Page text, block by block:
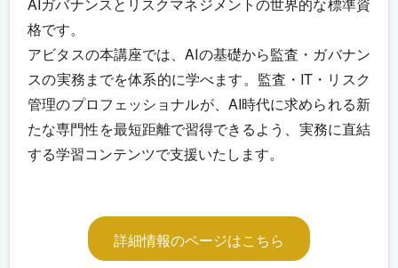
格です。
アビタスの本講座では、AIの基礎から監査・ガバナン
スの実務までを体系的に学べます。監査・IT・リスク
管理のプロフェッショナルが、AI時代に求められる新
たな専門性を最短距離で習得できるよう、実務に直結
する学習コンテンツで支援いたします。
詳細情報のページはこちら